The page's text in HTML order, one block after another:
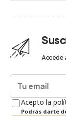
Accede
Acepto la
Podrás darte